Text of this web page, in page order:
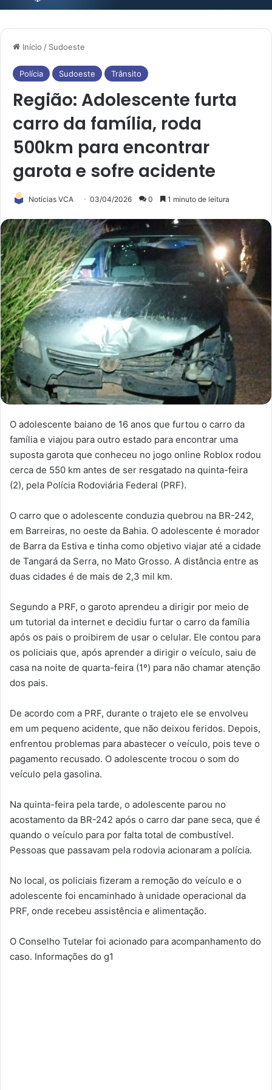
Início / Sudoeste
Polícia Sudoeste Trânsito
Região: Adolescente furta
carro da família, roda
500km para encontrar
garota e sofre acidente
Notícias VCA 03/04/2026 0 1 minuto de leitura
O adolescente baiano de 16 anos que furtou o carro da
família e viajou para outro estado para encontrar uma
suposta garota que conheceu no jogo online Roblox rodou
cerca de 550 km antes de ser resgatado na quinta-feira
(2), pela Polícia Rodoviária Federal (PRF).
O carro que o adolescente conduzia quebrou na BR-242,
em Barreiras, no oeste da Bahia. O adolescente é morador
de Barra da Estiva e tinha como objetivo viajar até a cidade
de Tangará da Serra, no Mato Grosso. A distância entre as
duas cidades é de mais de 2,3 mil km.
Segundo a PRF, o garoto aprendeu a dirigir por meio de
um tutorial da internet e decidiu furtar o carro da família
após os pais o proibirem de usar o celular. Ele contou para
os policiais que, após aprender a dirigir o veículo, saiu de
casa na noite de quarta-feira (1º) para não chamar atenção
dos pais.
De acordo com a PRF, durante o trajeto ele se envolveu
em um pequeno acidente, que não deixou feridos. Depois,
enfrentou problemas para abastecer o veículo, pois teve o
pagamento recusado. O adolescente trocou o som do
veículo pela gasolina.
Na quinta-feira pela tarde, o adolescente parou no
acostamento da BR-242 após o carro dar pane seca, que é
quando o veículo para por falta total de combustível.
Pessoas que passavam pela rodovia acionaram a polícia.
No local, os policiais fizeram a remoção do veículo e o
adolescente foi encaminhado à unidade operacional da
PRF, onde recebeu assistência e alimentação.
O Conselho Tutelar foi acionado para acompanhamento do
caso. Informações do g1